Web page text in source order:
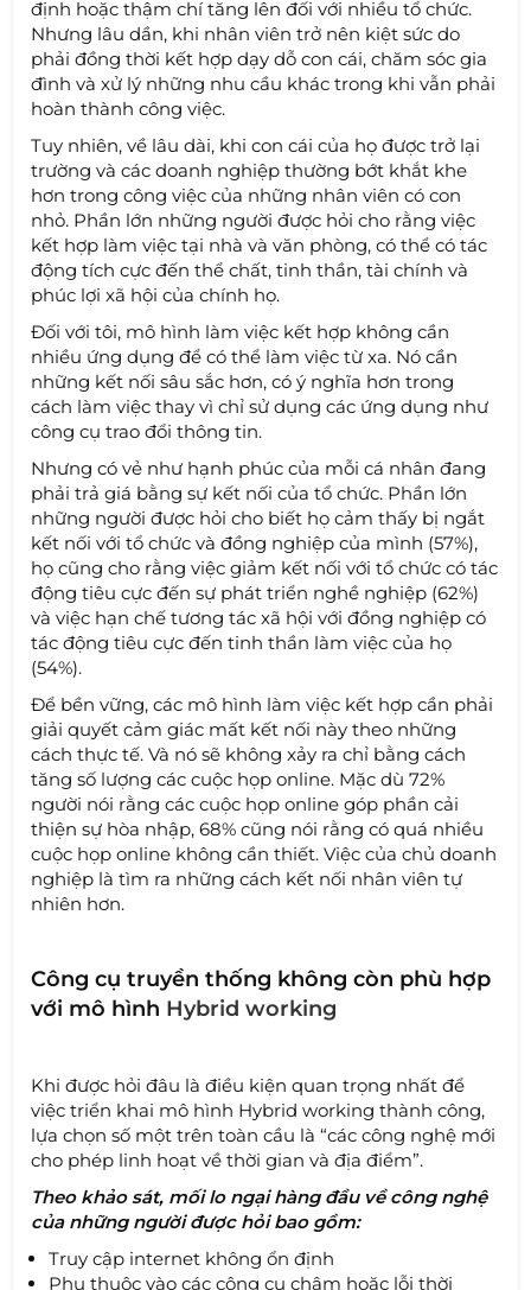
định hoặc thậm chí tăng lên đối với nhiều tổ chức.
Nhưng lâu dần, khi nhân viên trở nên kiệt sức do
phải đồng thời kết hợp dạy dỗ con cái, chăm sóc gia
đình và xử lý những nhu cầu khác trong khi vẫn phải
hoàn thành công việc.
Tuy nhiên, về lâu dài, khi con cái của họ được trở lại
trường và các doanh nghiệp thường bớt khắt khe
hơn trong công việc của những nhân viên có con
nhỏ. Phần lớn những người được hỏi cho rằng việc
kết hợp làm việc tại nhà và văn phòng, có thể có tác
động tích cực đến thể chất, tinh thần, tài chính và
phúc lợi xã hội của chính họ.
Đối với tôi, mô hình làm việc kết hợp không cần
nhiều ứng dụng để có thể làm việc từ xa. Nó cần
những kết nối sâu sắc hơn, có ý nghĩa hơn trong
cách làm việc thay vì chỉ sử dụng các ứng dụng như
công cụ trao đổi thông tin.
Nhưng có vẻ như hạnh phúc của mỗi cá nhân đang
phải trả giá bằng sự kết nối của tổ chức. Phần lớn
những người được hỏi cho biết họ cảm thấy bị ngắt
kết nối với tổ chức và đồng nghiệp của mình (57%),
họ cũng cho rằng việc giảm kết nối với tổ chức có tác
động tiêu cực đến sự phát triển nghề nghiệp (62%)
và việc hạn chế tương tác xã hội với đồng nghiệp có
tác động tiêu cực đến tinh thần làm việc của họ
(54%).
Để bền vững, các mô hình làm việc kết hợp cần phải
giải quyết cảm giác mất kết nối này theo những
cách thực tế. Và nó sẽ không xảy ra chỉ bằng cách
tăng số lượng các cuộc họp online. Mặc dù 72%
người nói rằng các cuộc họp online góp phần cải
thiện sự hòa nhập, 68% cũng nói rằng có quá nhiều
cuộc họp online không cần thiết. Việc của chủ doanh
nghiệp là tìm ra những cách kết nối nhân viên tự
nhiên hơn.
Công cụ truyền thống không còn phù hợp
với mô hình Hybrid working
Khi được hỏi đâu là điều kiện quan trọng nhất để
việc triển khai mô hình Hybrid working thành công,
lựa chọn số một trên toàn cầu là “các công nghệ mới
cho phép linh hoạt về thời gian và địa điểm”.
Theo khảo sát, mối lo ngại hàng đầu về công nghệ
của những người được hỏi bao gồm:
Truy cập internet không ổn định
Phụ thuộc vào các công cụ chậm hoặc lỗi thời